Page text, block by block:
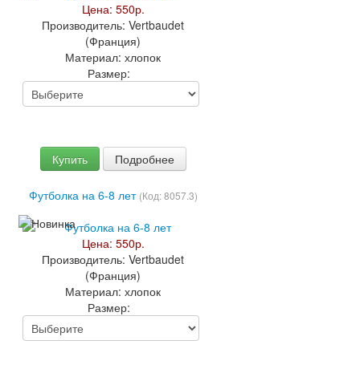
Цена: 550р.
Производитель:Vertbaudet
(Франция)
Материал: хлопок
Размер:
Купить Подробнее
Футболка на 6-8 лет (Код:8057.3)
Цена: 550р.
Производитель:Vertbaudet
(Франция)
Материал: хлопок
Размер: